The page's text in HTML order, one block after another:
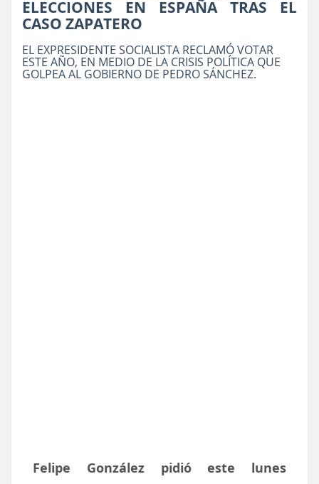
ELECCIONES EN ESPAÑA TRAS EL
CASO ZAPATERO
EL EXPRESIDENTE SOCIALISTA RECLAMÓ VOTAR
ESTE AÑO, EN MEDIO DE LA CRISIS POLÍTICA QUE
GOLPEA AL GOBIERNO DE PEDRO SÁNCHEZ.
Felipe González pidió este lunes